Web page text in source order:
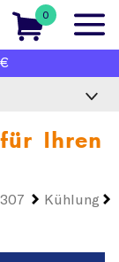
0
Ihren
307
Kühlung